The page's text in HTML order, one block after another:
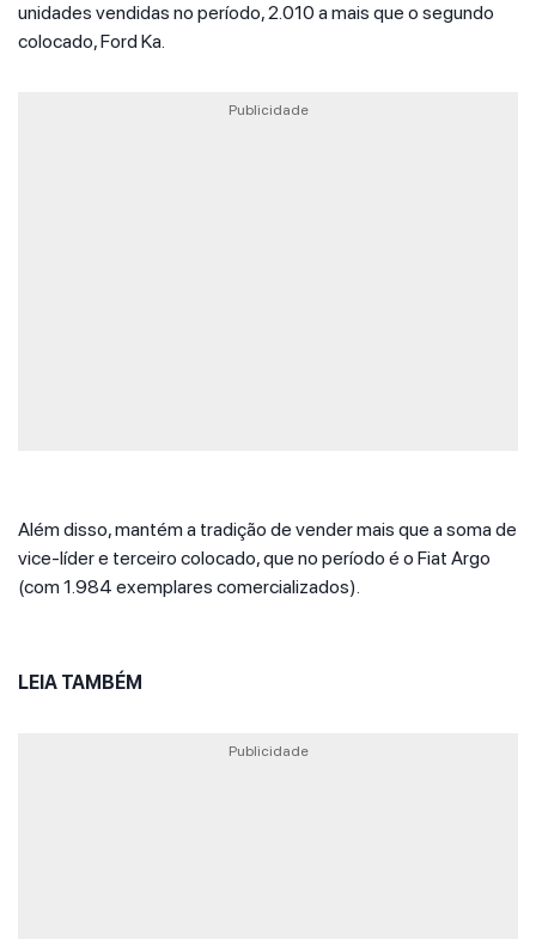
unidades vendidas no período, 2.010 a mais que o segundo
colocado, Ford Ka.
Publicidade
Além disso, mantém a tradição de vender mais que a soma de
vice-líder e terceiro colocado, que no período é o Fiat Argo
(com 1.984 exemplares comercializados).
LEIA TAMBÉM
Publicidade